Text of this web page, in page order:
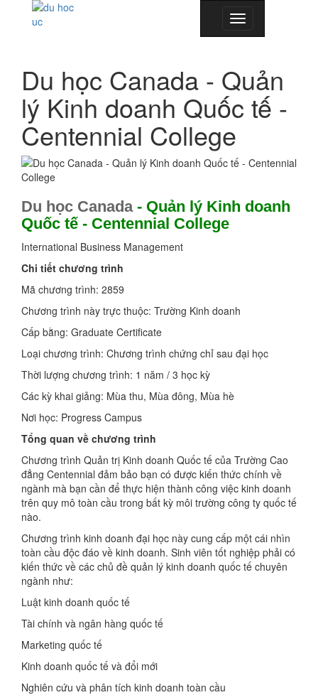
Toggle
navigation
Du học Canada - Quản
lý Kinh doanh Quốc tế -
Centennial College
Du học Canada- Quản lý Kinh doanh
Quốc tế - Centennial College
International Business Management
Chi tiết chương trình
Mã chương trình: 2859
Chương trình này trực thuộc: Trường Kinh doanh
Cấp bằng: Graduate Certificate
Loại chương trình: Chương trình chứng chỉ sau đại học
Thời lượng chương trình: 1 năm / 3 học kỳ
Các kỳ khai giảng: Mùa thu, Mùa đông, Mùa hè
Nơi học: Progress Campus
Tổng quan về chương trình
Chương trình Quản trị Kinh doanh Quốc tế của Trường Cao
đẳng Centennial đảm bảo bạn có được kiến ​​thức chính về
ngành mà bạn cần để thực hiện thành công việc kinh doanh
trên quy mô toàn cầu trong bất kỳ môi trường công ty quốc tế
nào.
Chương trình kinh doanh đại học này cung cấp một cái nhìn
toàn cầu độc đáo về kinh doanh. Sinh viên tốt nghiệp phải có
kiến ​​thức về các chủ đề quản lý kinh doanh quốc tế chuyên
ngành như:
Luật kinh doanh quốc tế
Tài chính và ngân hàng quốc tế
Marketing quốc tế
Kinh doanh quốc tế và đổi mới
Nghiên cứu và phân tích kinh doanh toàn cầu